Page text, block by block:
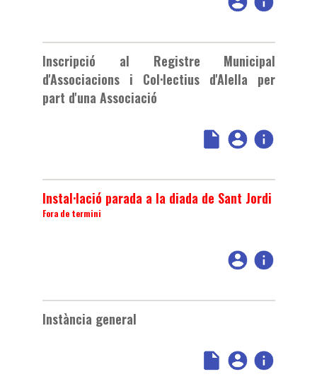
Inscripció al Registre Municipal
d'Associacions i Col·lectius d'Alella per
part d'una Associació
Instal·lació parada a la diada de Sant Jordi
Fora de termini
Instància general